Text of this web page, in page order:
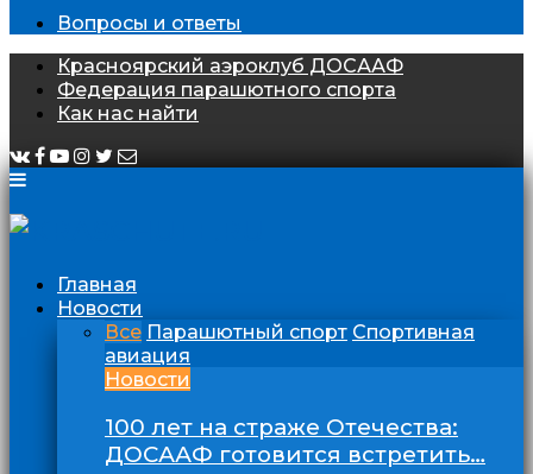
Вопросы и ответы
Красноярский аэроклуб ДОСААФ
Федерация парашютного спорта
Как нас найти
Главная
Новости
Все Парашютный спорт Спортивная
авиация
Новости
100 лет на страже Отечества:
ДОСААФ готовится встретить…